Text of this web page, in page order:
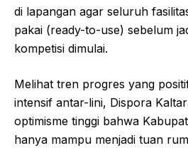
di lapangan agar seluruh
pakai (ready-to-use) sebelum
kompetisi dimulai.
Melihat tren progres yang
intensif antar-lini, Dispora
optimisme tinggi bahwa
hanya mampu menjadi tuan